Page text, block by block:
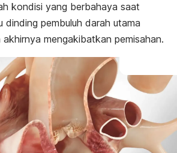
rumah untuk diseksi aorta
diseksi aorta
kondisi yang berbahaya saat
pembuluh darah utama
mengakibatkan pemisahan.